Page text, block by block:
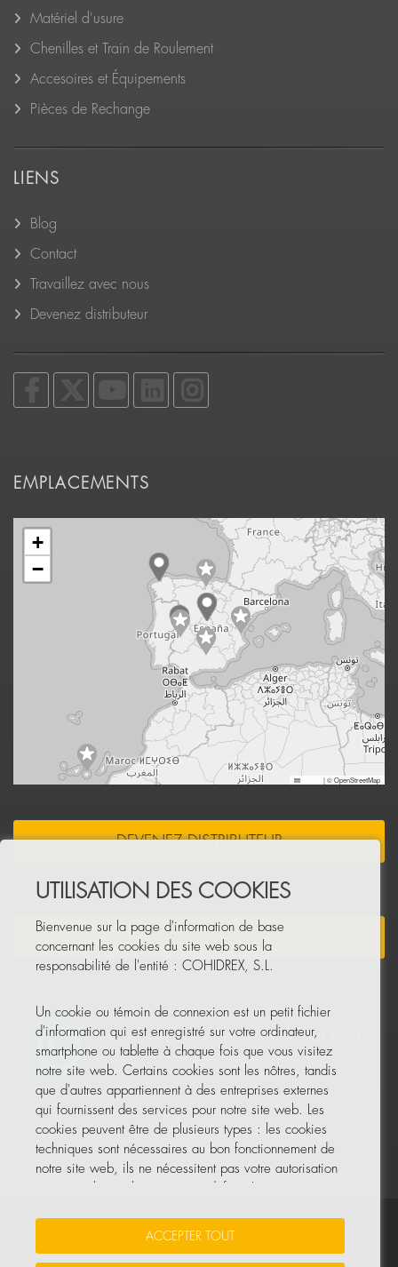
Matériel d'usure
Chenilles et Train de Roulement
Accesoires et Équipements
Pièces de Rechange
LIENS
Blog
Contact
Travaillez avec nous
Devenez distributeur
EMPLACEMENTS
+
−
|© OpenStreetMap
DEVENEZ DISTRIBUTEUR
NEWSLETTER
Vos données sont sécurisées • Protection des données
UTILISATION DES COOKIES
Bienvenue sur la page d'information de base
concernant les cookies du site web sous la
responsabilité de l'entité : COHIDREX, S.L.
Un cookie ou témoin de connexion est un petit fichier
d'information qui est enregistré sur votre ordinateur,
smartphone ou tablette à chaque fois que vous visitez
notre site web. Certains cookies sont les nôtres, tandis
que d'autres appartiennent à des entreprises externes
qui fournissent des services pour notre site web. Les
cookies peuvent être de plusieurs types : les cookies
techniques sont nécessaires au bon fonctionnement de
notre site web, ils ne nécessitent pas votre autorisation
ACCEPTER TOUT